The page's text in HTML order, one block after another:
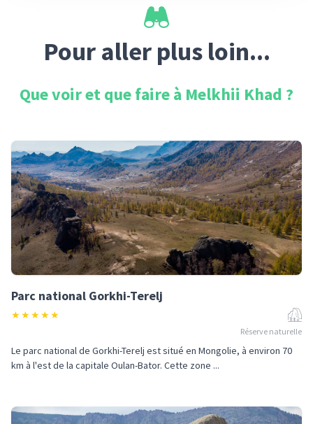
Pour aller plus loin...
Que voir et que faire à Melkhii Khad ?
Parc national Gorkhi-Terelj
★★★★★
Réserve naturelle
Le parc national de Gorkhi-Terelj est situé en Mongolie, à environ 70
km à l'est de la capitale Oulan-Bator. Cette zone ...